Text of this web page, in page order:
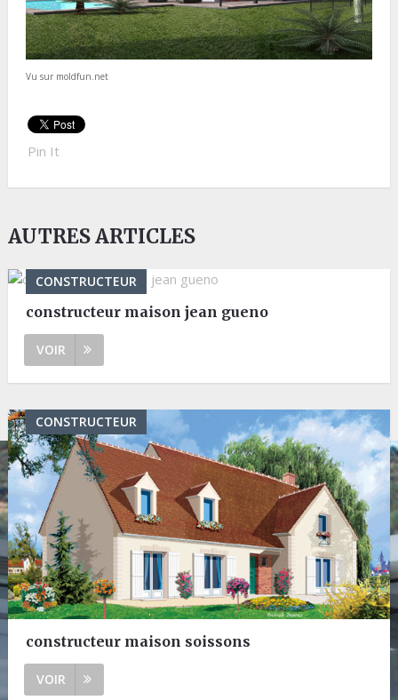
Vu sur moldfun.net
Pin It
AUTRES ARTICLES
CONSTRUCTEUR
constructeur maison jean gueno
VOIR
CONSTRUCTEUR
constructeur maison soissons
VOIR